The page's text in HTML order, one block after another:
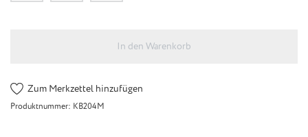
In den Warenkorb
Zum Merkzettel hinzufügen
Produktnummer: KB204M